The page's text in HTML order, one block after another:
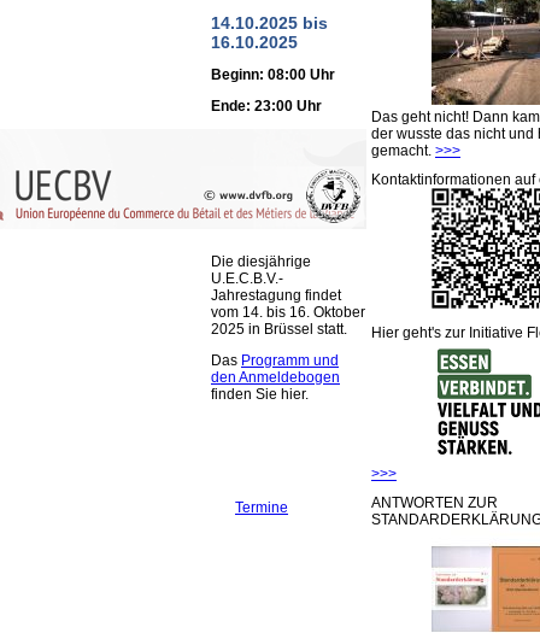
14.10.2025 bis
16.10.2025
Beginn: 08:00 Uhr
Ende: 23:00 Uhr
Die diesjährige
U.E.C.B.V.-
Jahrestagung findet
vom 14. bis 16. Oktober
2025 in Brüssel statt.
Das Programm und
den Anmeldebogen
finden Sie hier.
Termine
Das geht nicht! Dann
der wusste das nicht und
gemacht. >>>
Kontaktinformationen
Hier geht's zur Initiative
>>>
ANTWORTEN ZUR